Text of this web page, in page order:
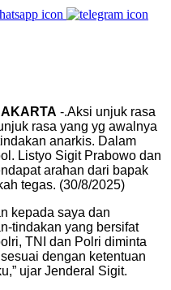
-.Aksi unjuk rasa
rasa yang yg awalnya
anarkis. Dalam
Listyo Sigit Prabowo dan
arahan dari bapak
tegas. (30/8/2025)
kepada saya dan
tindakan yang bersifat
TNI dan Polri diminta
dengan ketentuan
ujar Jenderal Sigit.